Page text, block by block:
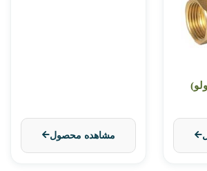
مشاهده محصول